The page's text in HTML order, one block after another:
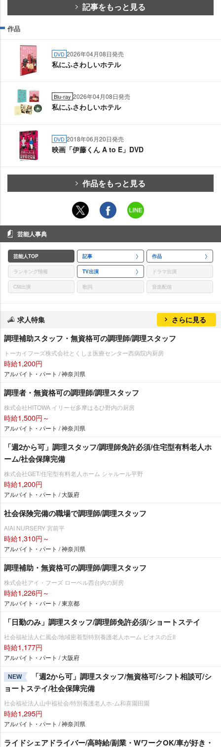
記事をもっと見る
作品
DVD 2026年04月08日発売
私にふさわしいホテル
Blu-ray 2026年04月08日発売
私にふさわしいホテル
DVD 2018年06月20日発売
映画「伊藤くん A to E」DVD
作品をもっと見る
芸能人事典
芸能人TOP 記事 作品
ランキング情報 TV出演 ドラマ出演
CM出演 歌詞 音楽配信
求人特集 さらに見る
調理補助スタッフ・無資格可の調理師/調理スタッフ
トーカイフーズ株式会社とくしま医療センター西病院内厨房
時給1,200円
アルバイト・パート / 神奈川県
調理者・無資格可の調理師/調理スタッフ
株式会社HITOWA イリーゼ多摩はるひ野内の厨房
時給1,500円～
アルバイト・パート / 神奈川県
「週2から可」調理スタッフ/調理師免許必須/住宅型有料老人ホ
ーム/社会保障完備
株式会社GET/住宅型有料老人ホーム シャルール平野
時給1,200円
アルバイト・パート / 大阪府
社会保険完備の職場で調理師/調理スタッフ
AIAI NURSERY 宮前平
時給1,310円～
アルバイト・パート / 神奈川県
調理補助・無資格可の調理師/調理スタッフ
株式会社アイ・フーズ ローベル西台内の厨房
時給1,226円～
アルバイト・パート / 東京都
「日勤のみ」調理スタッフ/調理師免許必須/ショートステイ
社会福祉法人仁風会/地域密着型特別養護老人ホーム ビオスの丘Ⅱ
時給1,177円
アルバイト・パート / 大阪府
NEW
「週2から可」調理スタッフ/無資格可/シフト相談可/シ
ョートステイ/社会保障完備
社会福祉法人山中福祉会/特別養護老人ホ-ム和喜園田園
時給1,295円
アルバイト・パート / 神奈川県
ライドシェアドライバー/高時給/副業・WワークOK/車が好き・